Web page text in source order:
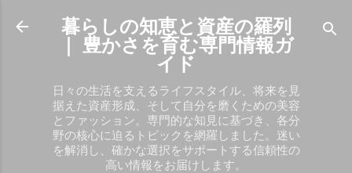
スキップしてメイン コンテンツに移動
暮らしの知恵と資産の羅列
｜ 豊かさを育む専門情報ガ
イド
日々の生活を支えるライフスタイル、将来を見
据えた資産形成、そして自分を磨くための美容
とファッション。専門的な知見に基づき、各分
野の核心に迫るトピックを網羅しました。迷い
を解消し、確かな選択をサポートする信頼性の
高い情報をお届けします。